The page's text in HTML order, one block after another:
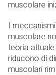
muscolare
I
muscolare
teoria
riducono di
muscolari